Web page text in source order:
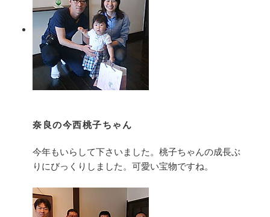
奈良の今西桃子ちゃん
今年もいらして下さいました。桃子ちゃんの成長ぶ
りにびっくりしました。可愛い宝物ですね。